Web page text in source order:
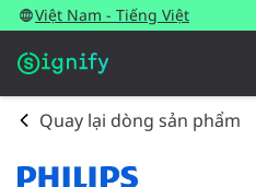
Việt Nam - Tiếng Việt
Quay lại dòng sản phẩm